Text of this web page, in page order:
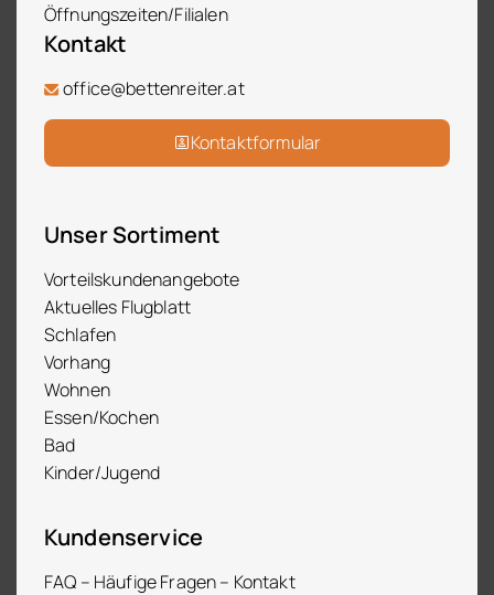
Öffnungszeiten/Filialen
Kontakt
office@bettenreiter.at
Kontaktformular
Unser Sortiment
Vorteilskundenangebote
Aktuelles Flugblatt
Schlafen
Vorhang
Wohnen
Essen/Kochen
Bad
Kinder/Jugend
Kundenservice
FAQ – Häufige Fragen – Kontakt